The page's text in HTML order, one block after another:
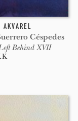
AKVAREL
Céspedes
Behind XVII